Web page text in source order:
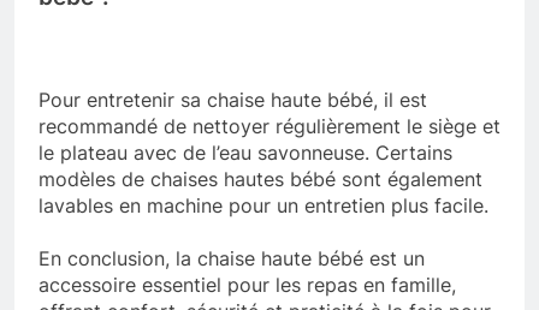
Pour entretenir sa chaise haute bébé, il est
recommandé de nettoyer régulièrement le siège et
le plateau avec de l’eau savonneuse. Certains
modèles de chaises hautes bébé sont également
lavables en machine pour un entretien plus facile.
En conclusion, la chaise haute bébé est un
accessoire essentiel pour les repas en famille,